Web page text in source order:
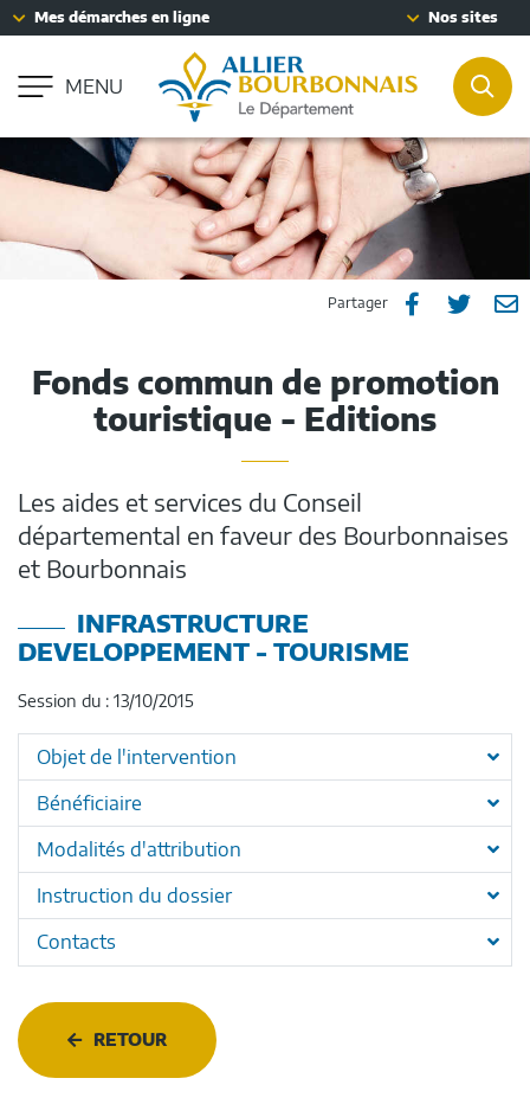
Aller à la recherche
Accessibilité : partiellement conforme
Mes démarches en ligne Nos sites
MENU
Partager Partager
Facebook
 
Fonds commun de promotion
touristique - Editions
Les aides et services du Conseil
départemental en faveur des Bourbonnaises
et Bourbonnais
INFRASTRUCTURE
DEVELOPPEMENT - TOURISME
Session du : 13/10/2015
Objet de l'intervention
Bénéficiaire
Modalités d'attribution
Instruction du dossier
Contacts
RETOUR
Fenêtre
chat